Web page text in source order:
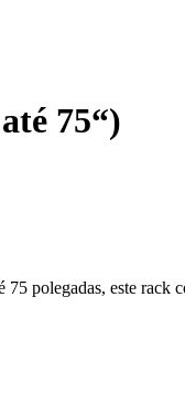
75“)
polegadas, este rack